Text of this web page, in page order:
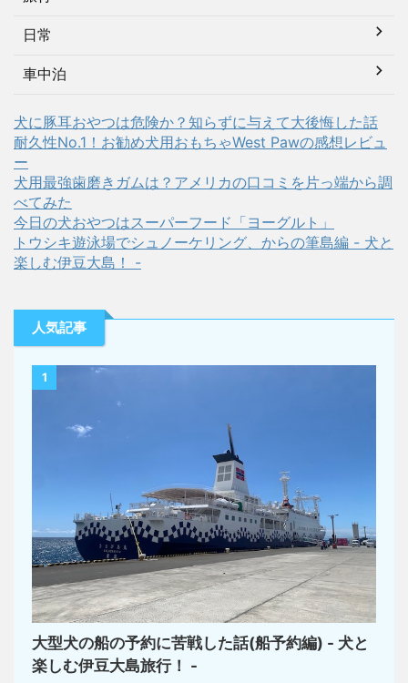
日常
車中泊
犬に豚耳おやつは危険か？知らずに与えて大後悔した話
耐久性No.1！お勧め犬用おもちゃWest Pawの感想レビュ
ー
犬用最強歯磨きガムは？アメリカの口コミを片っ端から調
べてみた
今日の犬おやつはスーパーフード「ヨーグルト」
トウシキ遊泳場でシュノーケリング、からの筆島編 - 犬と
楽しむ伊豆大島！ -
人気記事
1
大型犬の船の予約に苦戦した話(船予約編) - 犬と
楽しむ伊豆大島旅行！ -